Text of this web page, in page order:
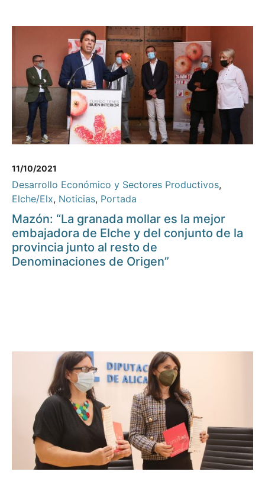
11/10/2021
Desarrollo Económico y Sectores Productivos,
Elche/Elx, Noticias, Portada
Mazón: “La granada mollar es la mejor
embajadora de Elche y del conjunto de la
provincia junto al resto de
Denominaciones de Origen”